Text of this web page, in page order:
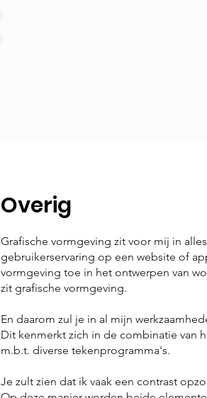
Overig
Grafische vormgeving zit voor mij in
gebruikerservaring op een website of
vormgeving toe in het ontwerpen van
zit grafische vormgeving.
En daarom zul je in al mijn
Dit kenmerkt zich in de combinatie van
m.b.t. diverse tekenprogramma's.
Je zult zien dat ik vaak een contrast